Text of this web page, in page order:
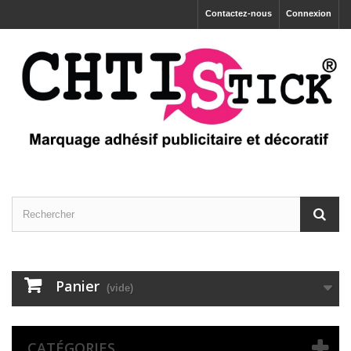
Connexion
Contactez-nous
Panier (vide)